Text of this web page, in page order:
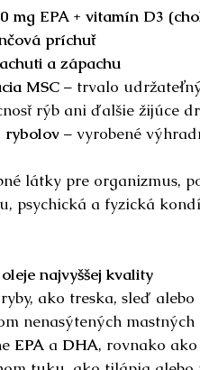
mg EPA + vitamín D3
príchuť
a zápachu
MSC – trvalo
rýb ani ďalšie žijúce
rybolov – vyrobené
látky pre organizmus,
psychická a fyzická
najvyššej kvality
ako treska, sleď alebo
nenasýtených mastných
EPA a DHA, rovnako ako